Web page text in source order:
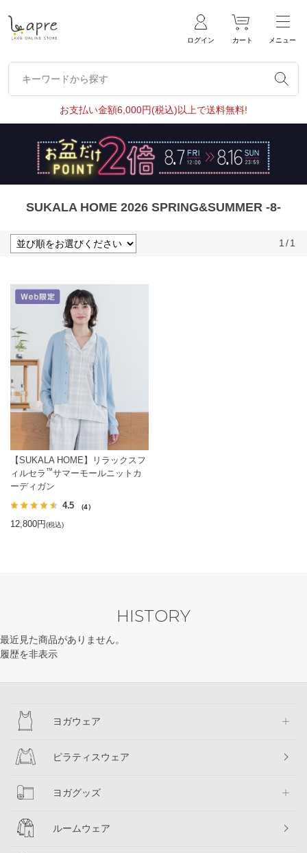
ログイン カート メニュー
キーワードから探す
キーワードから探す
お支払い金額6,000円(税込)以上で送料無料!
SUKALA HOME 2026 SPRING&SUMMER -8-
1 /1
【SUKALA HOME】リラックスフ
ィルセラ ™サマーモールニットカ
ーディガン
4.5 （4）
12,800円(税込)
HISTORY
最近見た商品がありません。
履歴を非表示
ヨガウェア
ピラティスウェア
ヨガグッズ
ルームウェア